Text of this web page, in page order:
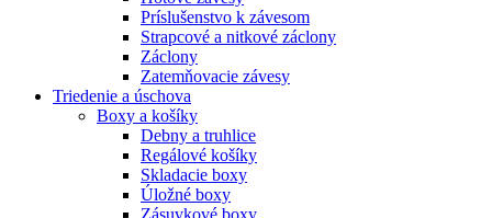
Príslušenstvo k závesom
Strapcové a nitkové záclony
Záclony
Zatemňovacie závesy
Triedenie a úschova
Boxy a košíky
Debny a truhlice
Regálové košíky
Skladacie boxy
Úložné boxy
Zásuvkové boxy